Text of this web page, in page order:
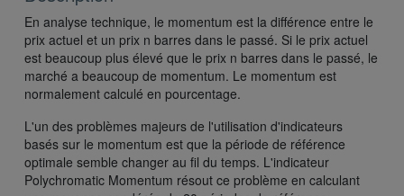
En analyse technique, le momentum est la différence entre le
prix actuel et un prix n barres dans le passé. Si le prix actuel
est beaucoup plus élevé que le prix n barres dans le passé, le
marché a beaucoup de momentum. Le momentum est
normalement calculé en pourcentage.
L'un des problèmes majeurs de l'utilisation d'indicateurs
basés sur le momentum est que la période de référence
optimale semble changer au fil du temps. L'indicateur
Polychromatic Momentum résout ce problème en calculant